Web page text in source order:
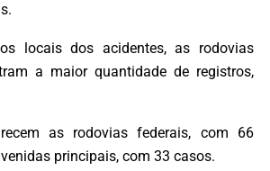
locais dos acidentes, as rodovias
a maior quantidade de registros,
as rodovias federais, com 66
principais, com 33 casos.